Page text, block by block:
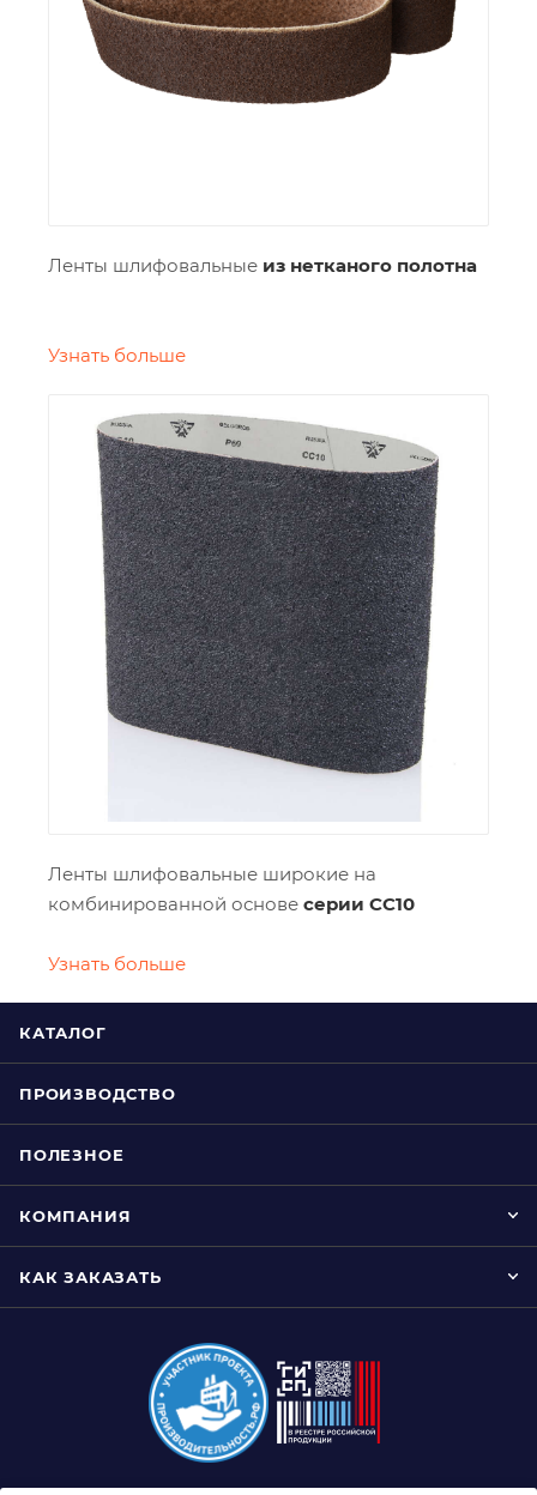
Ленты шлифовальные из нетканого полотна
Узнать больше
Ленты шлифовальные широкие на
комбинированной основе серии СС10
Узнать больше
КАТАЛОГ
ПРОИЗВОДСТВО
ПОЛЕЗНОЕ
КОМПАНИЯ
КАК ЗАКАЗАТЬ